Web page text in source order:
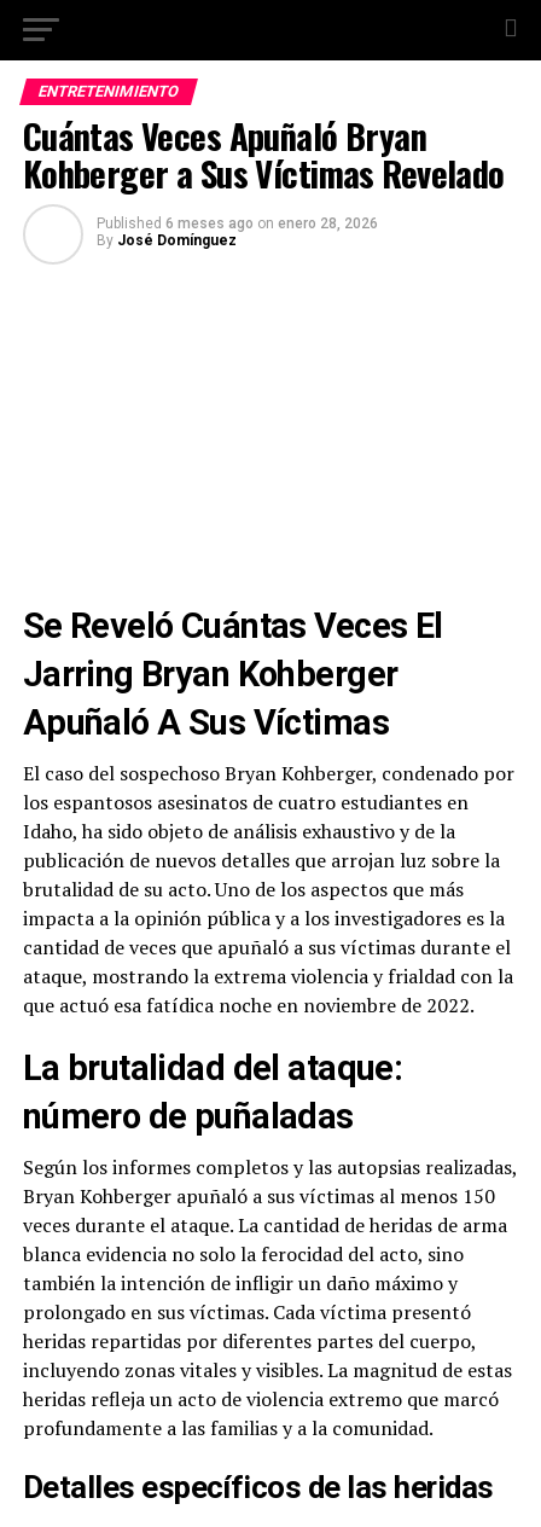
ENTRETENIMIENTO
Cuántas Veces Apuñaló Bryan
Kohberger a Sus Víctimas Revelado
Published 6 meses ago on enero 28, 2026
By José Domínguez
Se Reveló Cuántas Veces El
Jarring Bryan Kohberger
Apuñaló A Sus Víctimas
El caso del sospechoso Bryan Kohberger, condenado por
los espantosos asesinatos de cuatro estudiantes en
Idaho, ha sido objeto de análisis exhaustivo y de la
publicación de nuevos detalles que arrojan luz sobre la
brutalidad de su acto. Uno de los aspectos que más
impacta a la opinión pública y a los investigadores es la
cantidad de veces que apuñaló a sus víctimas durante el
ataque, mostrando la extrema violencia y frialdad con la
que actuó esa fatídica noche en noviembre de 2022.
La brutalidad del ataque:
número de puñaladas
Según los informes completos y las autopsias realizadas,
Bryan Kohberger apuñaló a sus víctimas al menos 150
veces durante el ataque. La cantidad de heridas de arma
blanca evidencia no solo la ferocidad del acto, sino
también la intención de infligir un daño máximo y
prolongado en sus víctimas. Cada víctima presentó
heridas repartidas por diferentes partes del cuerpo,
incluyendo zonas vitales y visibles. La magnitud de estas
heridas refleja un acto de violencia extremo que marcó
profundamente a las familias y a la comunidad.
Detalles específicos de las heridas